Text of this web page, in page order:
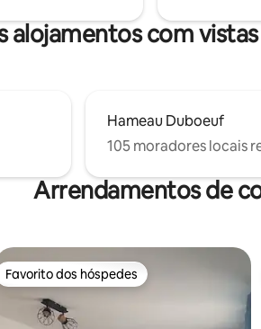
alojamentos com
Hameau Duboeuf
105 moradores locais
Arrendamentos de
Favorito dos hóspedes
Favorito dos hóspedes